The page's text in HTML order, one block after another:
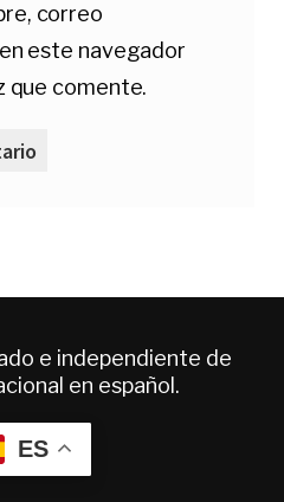
correo
este navegador
que comente.
e independiente de
en español.
ES